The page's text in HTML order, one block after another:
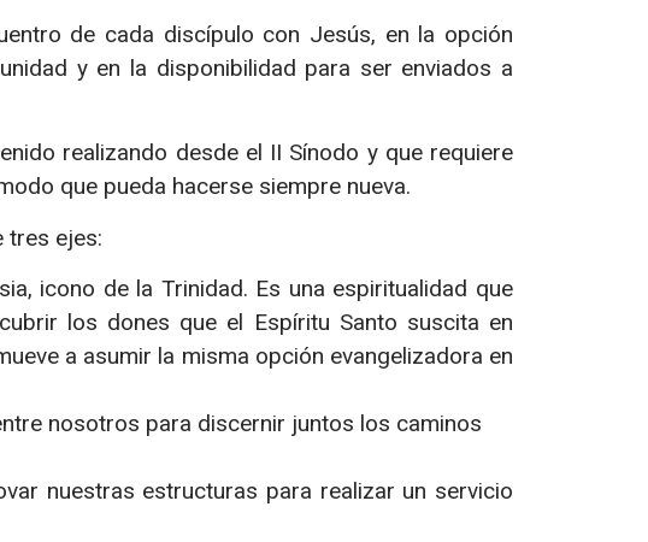
de cada discípulo con Jesús, en la opción
y en la disponibilidad para ser enviados a
realizando desde el II Sínodo y que requiere
que pueda hacerse siempre nueva.
tres ejes:
icono de la Trinidad. Es una espiritualidad que
los dones que el Espíritu Santo suscita en
a asumir la misma opción evangelizadora en
nosotros para discernir juntos los caminos
nuestras estructuras para realizar un servicio